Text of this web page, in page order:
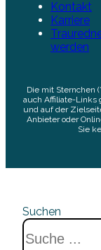
Kontakt
Karriere
werden
Die mit Sternchen
auch Affiliate-Links
und auf der
Anbieter oder
Sie
Suchen